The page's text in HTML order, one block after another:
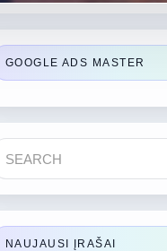
GOOGLE ADS MASTER
NAUJAUSI ĮRAŠAI